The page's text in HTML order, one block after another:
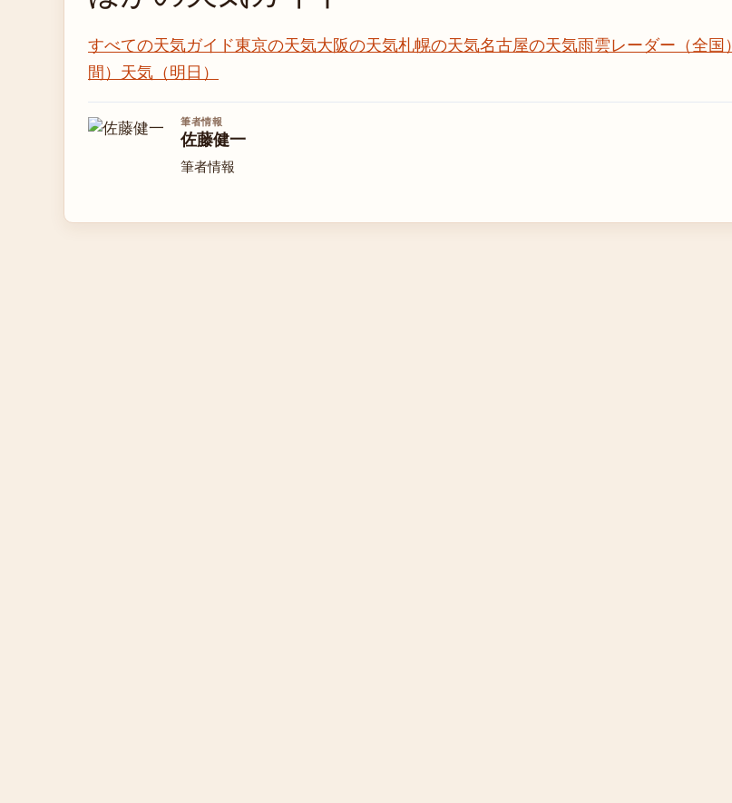
すべての天気ガイド東京の天気大阪の天気札幌の天気名古屋の天気雨雲レーダー（全国）
間） 天気（明日）
筆者情報
佐藤健一
筆者情報